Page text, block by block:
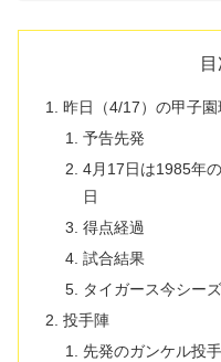
昨日（4/17）の甲子
予告先発
4月17日は1985年
日
得点経過
試合結果
タイガース今シー
投手陣
先発のガンケル投手